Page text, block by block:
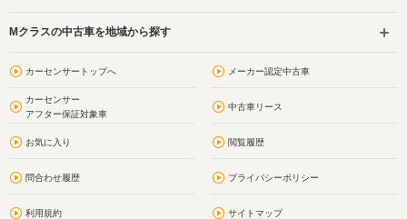
Mクラスの中古車を地域から探す
カーセンサートップへ メーカー認定中古車
カーセンサー
アフター保証対象車
中古車リース
お気に入り 閲覧履歴
問合わせ履歴 プライバシーポリシー
利用規約 サイトマップ